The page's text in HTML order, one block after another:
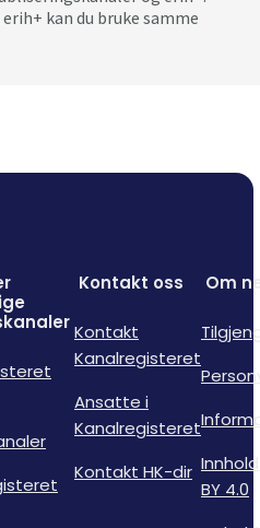
kan du bruke samme
Kontakt oss
Kontakt
Kanalregisteret
Ansatte i
Kanalregisteret
Kontakt HK-dir
Om
BY 4.0